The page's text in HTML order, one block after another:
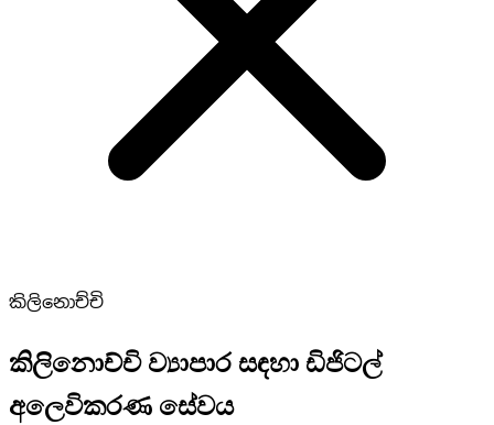
කිලිනොච්චි
කිලිනොච්චි ව්‍යාපාර සඳහා ඩිජිටල්
අලෙවිකරණ සේවය